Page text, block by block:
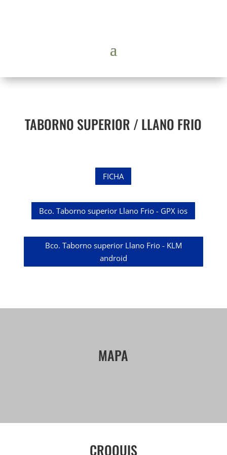
TABORNO SUPERIOR / LLANO FRIO
FICHA
Bco. Taborno superior Llano Frio - GPX ios
Bco. Taborno superior Llano Frio - KLM
android
MAPA
CROQUIS